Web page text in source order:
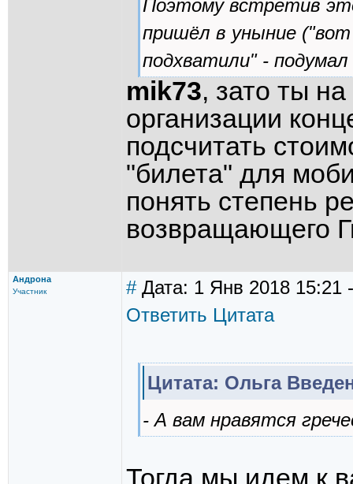
Поэтому встретив
пришёл в уныние
подхватили" -
mik73, зато ты
организации
подсчитать
"билета" для
понять степень
возвращающего
Андрона
Участник #Дата: 1 Янв 2018 15:21
Ответить Цитата
Цитата: Ольга
- А вам нравятся
Тогда мы идем к